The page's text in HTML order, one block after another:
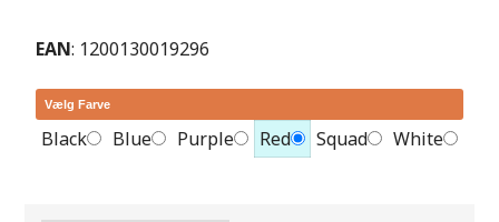
EAN: 1200130019296
Vælg Farve
Black Blue Purple Red Squad White